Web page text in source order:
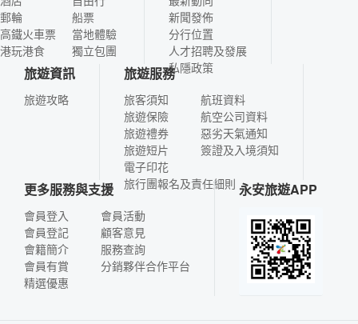
郵輪
高鐵火車票
港玩港食
船票
當地體驗
獨立包團
新聞發佈
分行位置
人才招聘及發展
私隱政策
旅遊資訊
旅遊攻略
旅遊服務
旅客須知
旅遊保險
旅遊禮券
旅遊短片
電子印花
航班資料
航空公司資料
惡劣天氣通知
簽證及入境須知
旅行團報名及責任細則
更多服務與支援
會員登入
會員登記
會籍簡介
會員有賞
精選優惠
會員活動
顧客意見
服務查詢
分銷夥伴合作平台
永安旅遊APP